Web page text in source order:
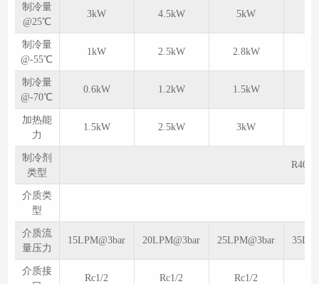
制冷量
@25℃
3kW 4.5kW 5kW
制冷量
@-55℃
1kW 2.5kW 2.8kW
制冷量
@-70℃
0.6kW 1.2kW 1.5kW
加热能
力
1.5kW 2.5kW 3kW
制冷剂
类型
介质类
型
介质流
量压力
15LPM@3bar 20LPM@3bar 25LPM@3bar
介质接
Rc1/2 Rc1/2 Rc1/2